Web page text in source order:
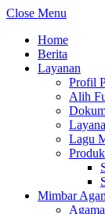
Close Menu
Home
Berita
Layanan
Profil
Alih
Lagu
Mimbar